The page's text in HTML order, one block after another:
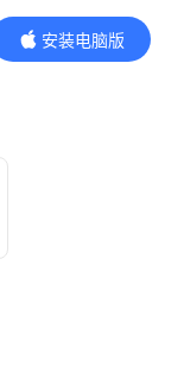
安装电脑版
内容更精彩